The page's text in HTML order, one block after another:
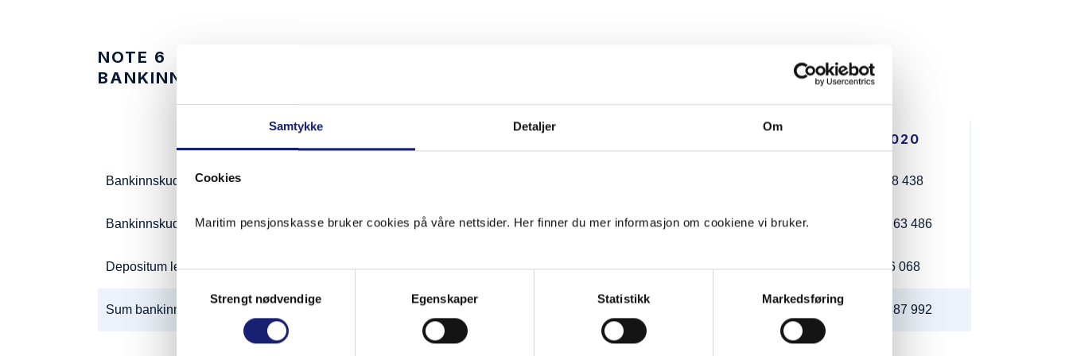
Samtykke Detaljer Om
Cookies
Maritim pensjonskasse bruker cookies på våre nettsider. Her finner du mer informasjon om cookiene vi bruker.
Strengt nødvendige
Egenskaper Statistikk Markedsføring
NOTE 6
BANKINNSKUDD, TREKKRETTIGHETER
2020
Bankinnskudd, klientkonto kapitalforvaltning 208 438
Bankinnskudd DnB 41 087 791 59 567 879 62 663 486
Depositum leie Anthon B Nilsen 16 087 16 071 16 068
Sum bankinnskudd og kontanter 62 887 992